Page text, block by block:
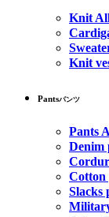
Knit
Knit
Pantsパンツ
Pants
Denim
Cotton
Slacks